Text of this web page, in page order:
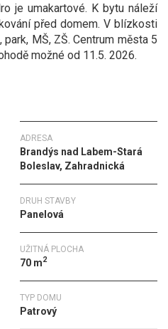
je umakartové. K bytu náleží
před domem. V blízkosti
MŠ, ZŠ. Centrum města 5
možné od 11.5. 2026.
ADRESA
Brandýs nad Labem-Stará
Boleslav, Zahradnická
DRUH STAVBY
Panelová
UŽITNÁ PLOCHA
70 m2
TYP DOMU
Patrový